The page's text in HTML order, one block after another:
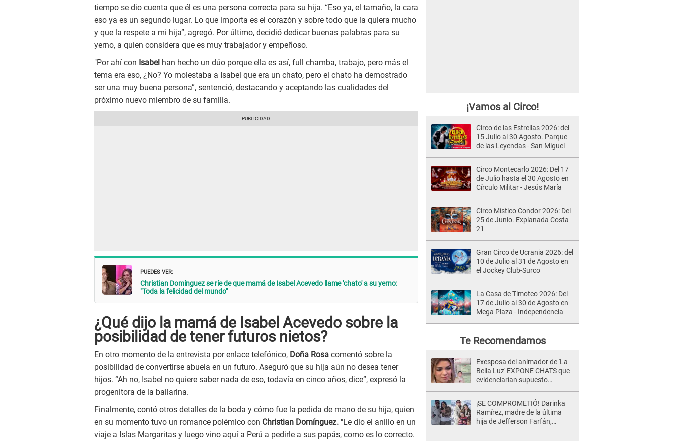
tiempo se dio cuenta que él es una persona correcta para su hija. “Eso ya, el tamaño, la cara
eso ya es un segundo lugar. Lo que importa es el corazón y sobre todo que la quiera mucho
y que la respete a mi hija”, agregó. Por último, decidió dedicar buenas palabras para su
yerno, a quien considera que es muy trabajador y empeñoso.
"Por ahí con Isabel han hecho un dúo porque ella es así, full chamba, trabajo, pero más el
tema era eso, ¿No? Yo molestaba a Isabel que era un chato, pero el chato ha demostrado
ser una muy buena persona”, sentenció, destacando y aceptando las cualidades del
próximo nuevo miembro de su familia.
PUEDES VER:
Christian Domínguez se ríe de que mamá de Isabel Acevedo llame 'chato' a su yerno:
"Toda la felicidad del mundo"
¿Qué dijo la mamá de Isabel Acevedo sobre la
posibilidad de tener futuros nietos?
En otro momento de la entrevista por enlace telefónico, Doña Rosa comentó sobre la
posibilidad de convertirse abuela en un futuro. Aseguró que su hija aún no desea tener
hijos. “Ah no, Isabel no quiere saber nada de eso, todavía en cinco años, dice”, expresó la
progenitora de la bailarina.
Finalmente, contó otros detalles de la boda y cómo fue la pedida de mano de su hija, quien
en su momento tuvo un romance polémico con Christian Domínguez. "Le dio el anillo en un
viaje a Islas Margaritas y luego vino aquí a Perú a pedirle a sus papás, como es lo correcto.
¡Vamos al Circo!
Circo de las Estrellas 2026: del
15 Julio al 30 Agosto. Parque
de las Leyendas - San Miguel
Circo Montecarlo 2026: Del 17
de Julio hasta el 30 Agosto en
Círculo Militar - Jesús María
Circo Místico Condor 2026: Del
25 de Junio. Explanada Costa
21
Gran Circo de Ucrania 2026: del
10 de Julio al 31 de Agosto en
el Jockey Club-Surco
La Casa de Timoteo 2026: Del
17 de Julio al 30 de Agosto en
Mega Plaza - Independencia
Te Recomendamos
Exesposa del animador de 'La
Bella Luz' EXPONE CHATS que
evidenciarían supuesto
Saldaña, pese a tener pareja
¡SE COMPROMETIÓ! Darinka
Ramírez, madre de la última
hija de Jefferson Farfán,